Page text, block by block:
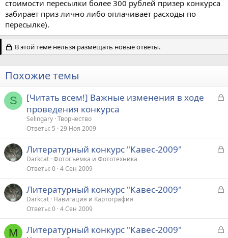
стоимости пересылки более 300 рублей призер конкурса
забирает приз лично либо оплачивает расходы по
пересылке).
В этой теме нельзя размещать новые ответы.
Похожие темы
S
З
т
[Читать всем!] Важные изменения в ходе
проведения конкурса
Selingary Творчество
Ответы 5 29 Ноя 2009
З
р
Литературный конкурс "Кавес-2009"
Darkcat Фотосъемка и Фототехника
Ответы 0 4 Сен 2009
З
р
Литературный конкурс "Кавес-2009"
Darkcat Навигация и Картография
Ответы 0 4 Сен 2009
М
З
Литературный конкурс "Кавес-2009"